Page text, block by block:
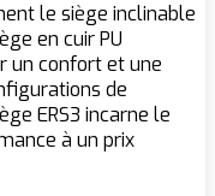
le siège inclinable
en cuir PU
un confort et une
de
ERS3 incarne le
à un prix